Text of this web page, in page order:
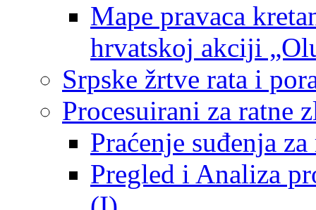
Mape pravaca
hrvatskoj akciji
Srpske žrtve rata i
Procesuirani za ratne
Praćenje suđenja
Pregled i Analiza